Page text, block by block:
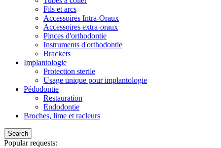
Fils et arcs
Accessoires Intra-Oraux
Accessoires extra-oraux
Pinces d'orthodontie
Instruments d'orthodontie
Brackets
Implantologie
Protection sterile
Usage unique pour implantologie
Pédodontie
Restauration
Endodontie
Broches, lime et racleurs
Search
Popular requests: